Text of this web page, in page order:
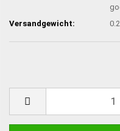
Versandgewicht: